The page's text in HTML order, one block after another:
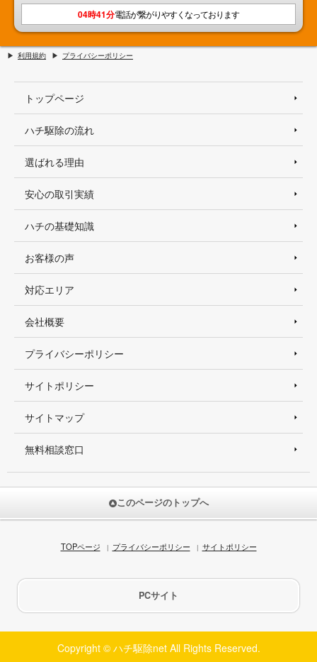
04時41分電話が繋がりやすくなっております
利用規約 プライバシーポリシー
トップページ
ハチ駆除の流れ
選ばれる理由
安心の取引実績
ハチの基礎知識
お客様の声
対応エリア
会社概要
プライバシーポリシー
サイトポリシー
サイトマップ
無料相談窓口
このページのトップへ
TOPページ プライバシーポリシー サイトポリシー
PCサイト
Copyright © ハチ駆除net All Rights Reserved.